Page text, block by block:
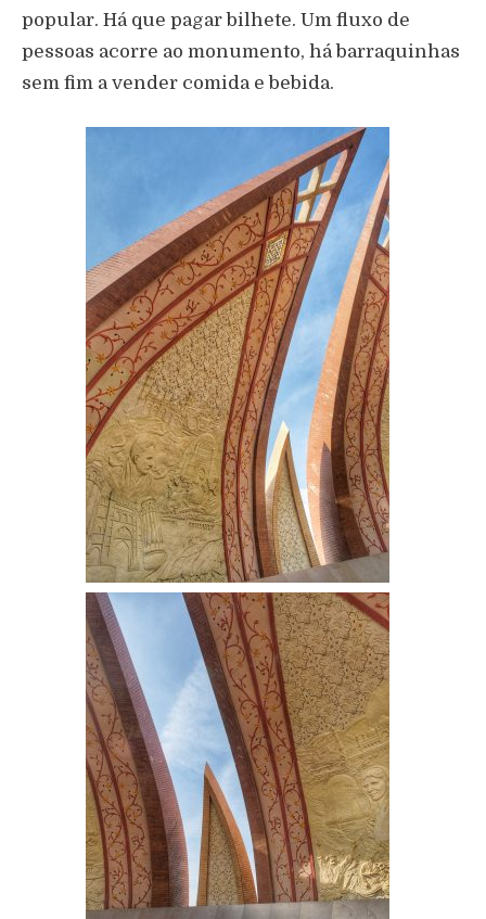
popular. Há que pagar bilhete. Um fluxo de
pessoas acorre ao monumento, há barraquinhas
sem fim a vender comida e bebida.